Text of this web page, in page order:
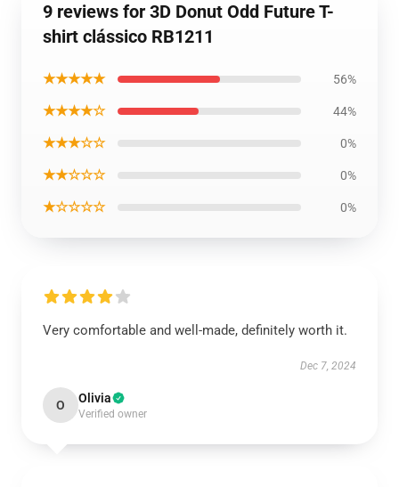
9 reviews for 3D Donut Odd Future T-
shirt clássico RB1211
★★★★★ 56%
★★★★☆ 44%
★★★☆☆ 0%
★★☆☆☆ 0%
★☆☆☆☆ 0%
Very comfortable and well-made, definitely worth it.
Dec 7, 2024
O Olivia
Verified owner